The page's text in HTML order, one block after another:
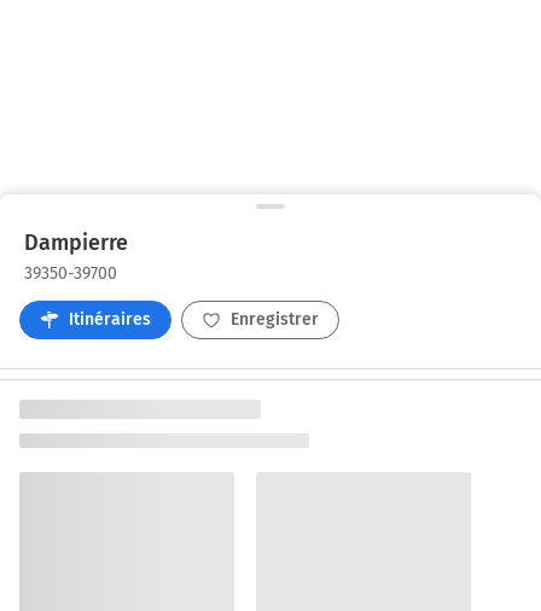
Dampierre
39350-39700
Itinéraires Enregistrer